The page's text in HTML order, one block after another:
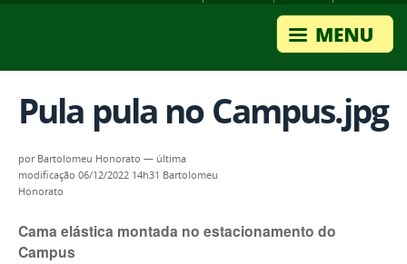
Pula pula no Campus.jpg
por Bartolomeu Honorato — última
modificação 06/12/2022 14h31 Bartolomeu
Honorato
Cama elástica montada no estacionamento do
Campus